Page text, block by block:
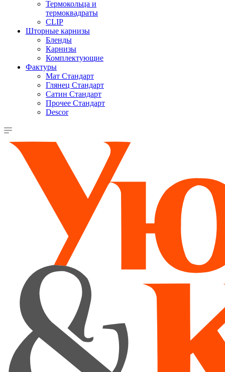
Термокольца и
термоквадраты
CLIP
Шторные карнизы
Бленды
Карнизы
Комплектующие
Фактуры
Мат Стандарт
Глянец Стандарт
Сатин Стандарт
Прочее Стандарт
Descor